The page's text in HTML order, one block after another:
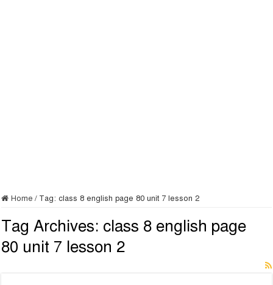
Home / Tag:class 8 english page 80 unit 7 lesson 2
Tag Archives: class 8 english page
80 unit 7 lesson 2